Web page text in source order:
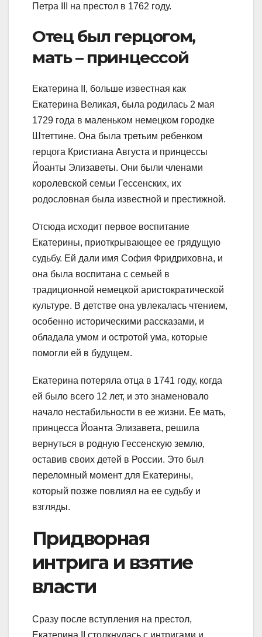
Петра III на престол в 1762 году.
Отец был герцогом,
мать – принцессой
Екатерина II, больше известная как
Екатерина Великая, была родилась 2 мая
1729 года в маленьком немецком городке
Штеттине. Она была третьим ребенком
герцога Кристиана Августа и принцессы
Йоанты Элизаветы. Они были членами
королевской семьи Гессенских, их
родословная была известной и престижной.
Отсюда исходит первое воспитание
Екатерины, приоткрывающее ее грядущую
судьбу. Ей дали имя София Фридриховна, и
она была воспитана с семьей в
традиционной немецкой аристократической
культуре. В детстве она увлекалась чтением,
особенно историческими рассказами, и
обладала умом и остротой ума, которые
помогли ей в будущем.
Екатерина потеряла отца в 1741 году, когда
ей было всего 12 лет, и это знаменовало
начало нестабильности в ее жизни. Ее мать,
принцесса Йоанта Элизавета, решила
вернуться в родную Гессенскую землю,
оставив своих детей в России. Это был
переломный момент для Екатерины,
который позже повлиял на ее судьбу и
взгляды.
Придворная
интрига и взятие
власти
Сразу после вступления на престол,